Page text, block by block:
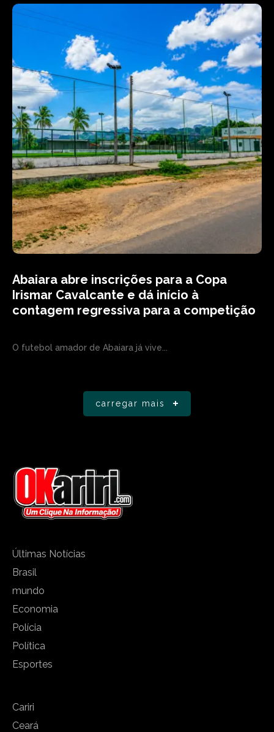
Abaiara abre inscrições para a Copa
Irismar Cavalcante e dá início à
contagem regressiva para a competição
O futebol amador de Abaiara já vive...
carregar mais
Últimas Notícias
Brasil
mundo
Economia
Polícia
Política
Esportes
Cariri
Ceará